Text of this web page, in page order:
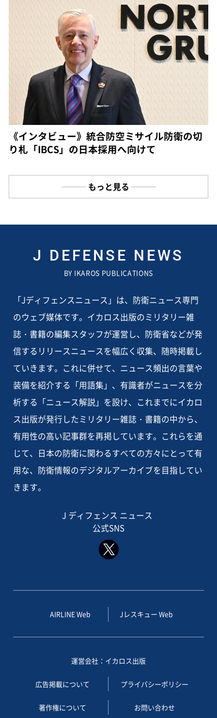
《インタビュー》統合防空ミサイル防衛の切
り札「IBCS」の日本採用へ向けて
もっと見る
J DEFENSE NEWS
BY IKAROS PUBLICATIONS
「Jディフェンスニュース」は、防衛ニュース専門
のウェブ媒体です。イカロス出版のミリタリー雑
誌・書籍の編集スタッフが運営し、防衛省などが発
信するリリースニュースを幅広く収集、随時掲載し
ていきます。これに併せて、ニュース頻出の言葉や
装備を紹介する「用語集」、有識者がニュースを分
析する「ニュース解説」を設け、これまでにイカロ
ス出版が発行したミリタリー雑誌・書籍の中から、
有用性の高い記事群を再掲しています。これらを通
じて、日本の防衛に関わるすべての方々にとって有
用な、防衛情報のデジタルアーカイブを目指してい
きます。
J ディフェンス ニュース
公式SNS
AIRLINE Web Jレスキュー Web
運営会社：イカロス出版
広告掲載について プライバシーポリシー
著作権について お問い合わせ